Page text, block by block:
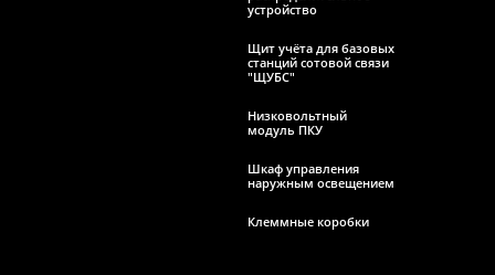
устройство
Щит учёта для базовых
станций сотовой связи
"ЩУБС"
Низковольтный
модуль ПКУ
Шкаф управления
наружным освещением
Клеммные коробки